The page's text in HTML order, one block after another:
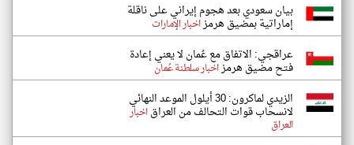
بيان سعودي بعد هجوم إيراني على ناقلة
إماراتية بمضيق هرمزاخبار الإمارات
عراقجي: الاتفاق مع عُمان لا يعني إعادة
فتح مضيق هرمزاخبار سلطنة عُمان
الزيدي لماكرون: 30 أيلول الموعد النهائي
لانسحاب قوات التحالف من العراقاخبار
العراق